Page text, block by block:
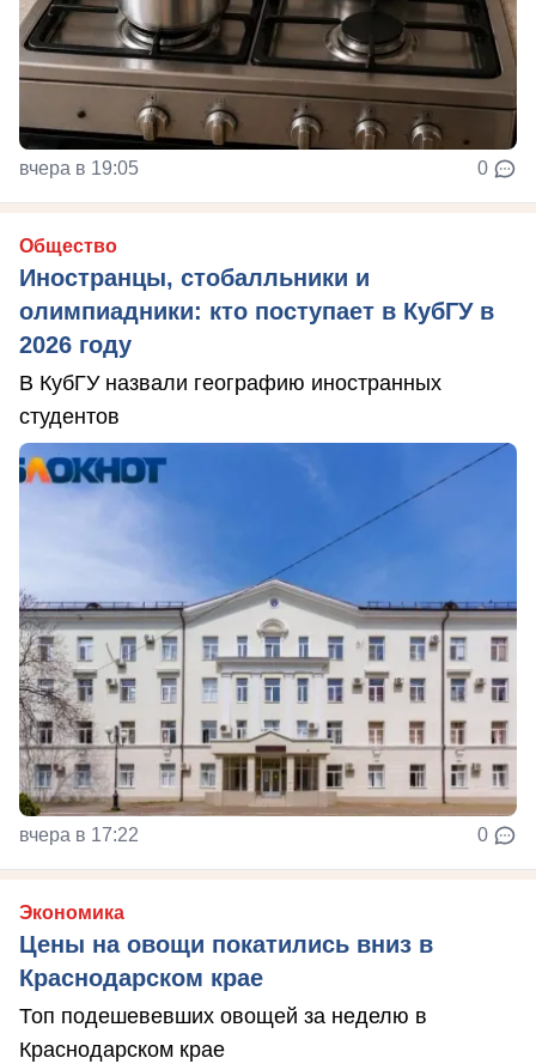
вчера в 19:05 0
Общество
Иностранцы, стобалльники и
олимпиадники: кто поступает в КубГУ в
2026 году
В КубГУ назвали географию иностранных
студентов
вчера в 17:22 0
Экономика
Цены на овощи покатились вниз в
Краснодарском крае
Топ подешевевших овощей за неделю в
Краснодарском крае